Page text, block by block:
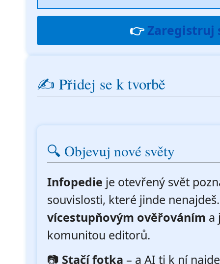
👉 Zaregistruj
✍️ Přidej se k tvorbě
🔍 Objevuj nové světy
Infopedie je otevřený svět
souvislosti, které jinde
vícestupňovým ověřováním a
komunitou editorů.
📷 Stačí fotka – a AI ti k ní